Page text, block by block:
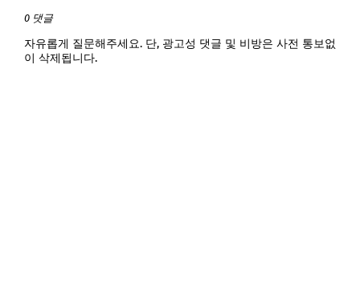
0 댓글
자유롭게 질문해주세요. 단, 광고성 댓글 및 비방은 사전 통보없
이 삭제됩니다.